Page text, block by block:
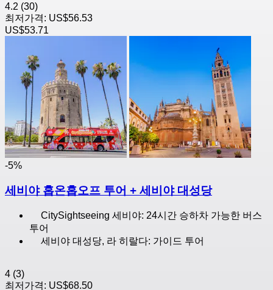
4.2 (30)
최저가격: US$56.53
US$53.71
-5%
세비야 홉온홉오프 투어 + 세비야 대성당
CitySightseeing 세비야: 24시간 승하차 가능한 버스
투어
세비야 대성당, 라 히랄다: 가이드 투어
4 (3)
최저가격: US$68.50